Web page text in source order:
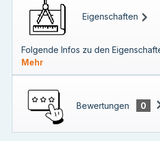
Eigenschaften
Folgende Infos zu den
Mehr
Bewertungen 0